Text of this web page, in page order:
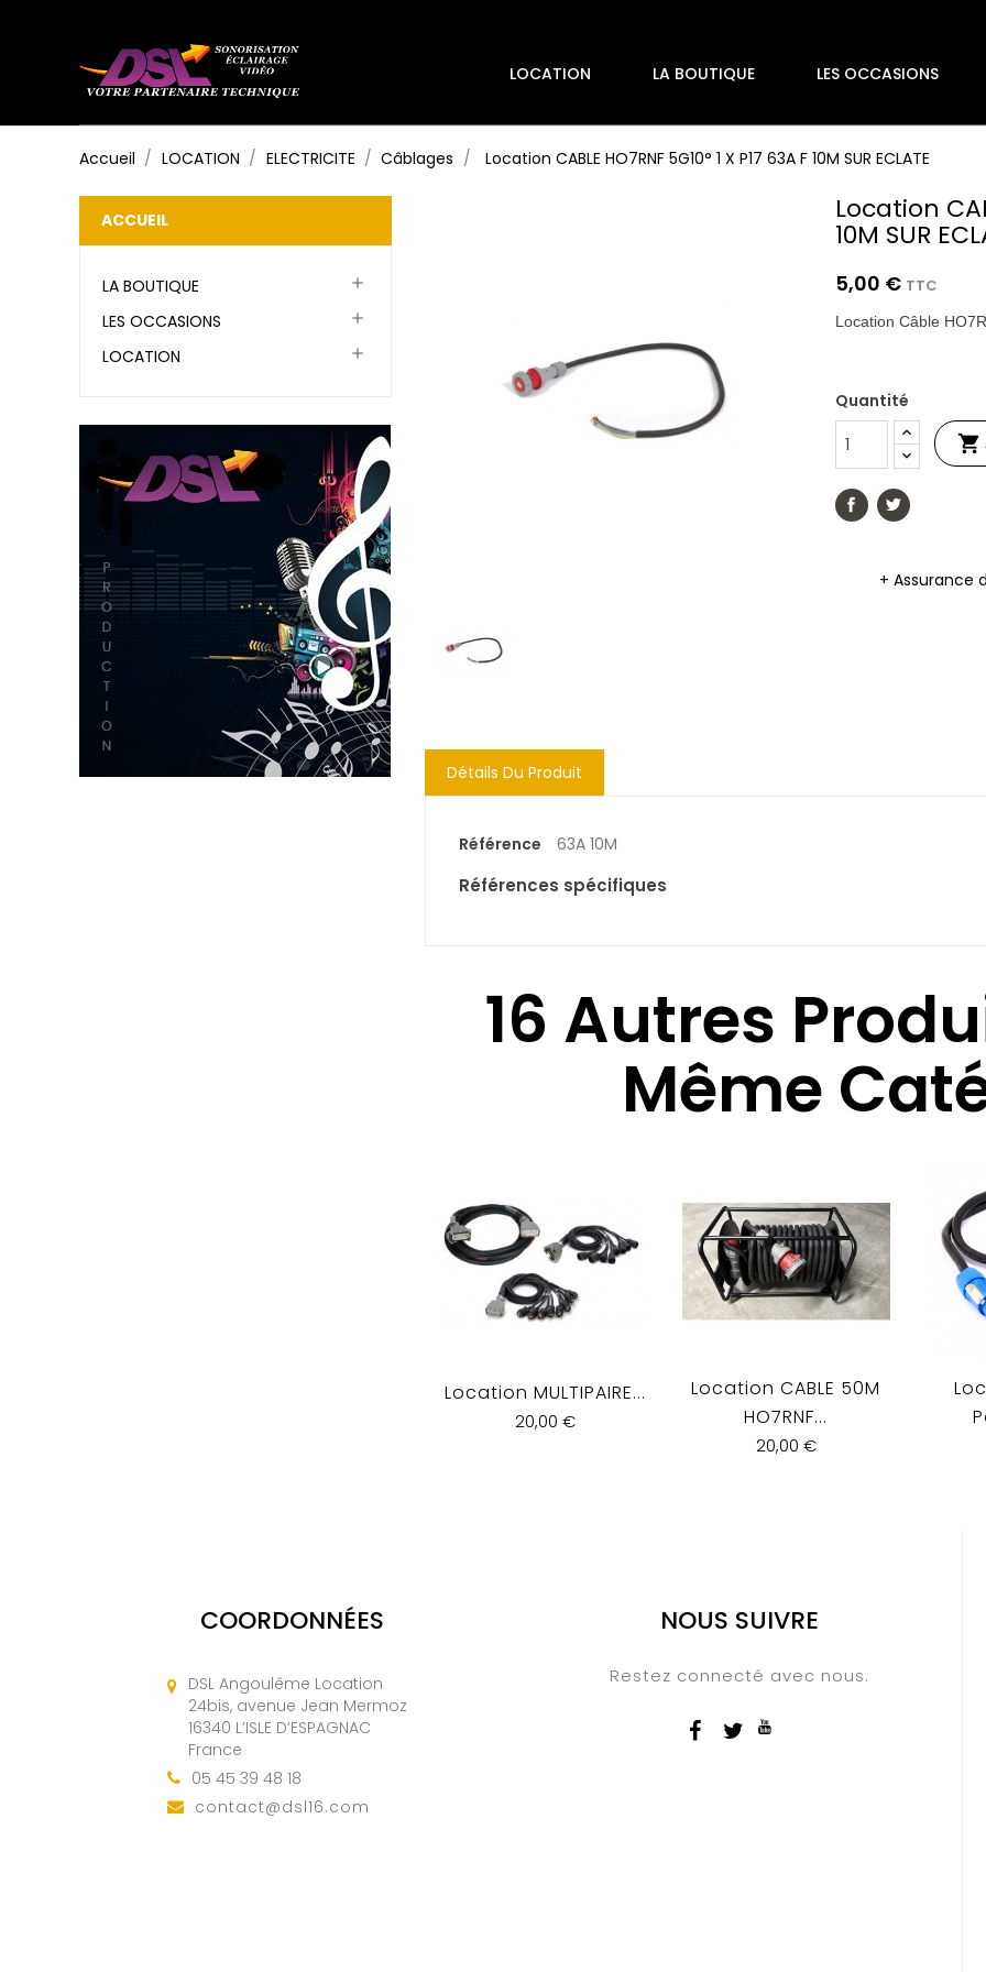
LOCATION LA BOUTIQUE LES OCCASIONS
Accueil LOCATION ELECTRICITE Câblages Location CABLE HO7RNF 5G10° 1 X P17 63A F 10M SUR ECLATE
Location
10M SUR
5,00 € TTC
Location Câble
Quantité

+ Assurance
Détails Du Produit
Référence 63A 10M
Références spécifiques
16 Autres
Même
Location MULTIPAIRE...
20,00 €
Location CABLE 50M
HO7RNF...
20,00 €
ACCUEIL
LA BOUTIQUE 
LES OCCASIONS 
LOCATION 
COORDONNÉES
DSL Angoulême Location
24bis, avenue Jean Mermoz
16340 L’ISLE D’ESPAGNAC
France
05 45 39 48 18
contact@dsl16.com
NOUS SUIVRE
Restez connecté avec nous.